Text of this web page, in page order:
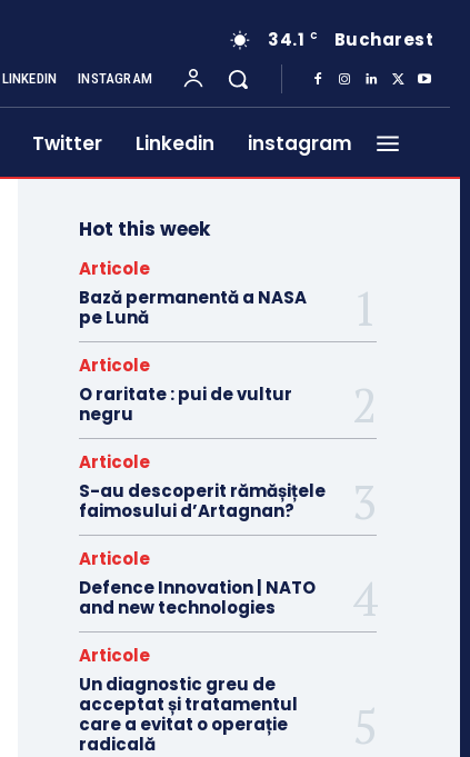
34.1 C Bucharest
LINKEDIN INSTAGRAM
Twitter Linkedin instagram
Hot this week
Articole
Bază permanentă a NASA
pe Lună
Articole
O raritate : pui de vultur
negru
Articole
S-au descoperit rămășițele
faimosului d’Artagnan?
Articole
Defence Innovation | NATO
and new technologies
Articole
Un diagnostic greu de
acceptat și tratamentul
care a evitat o operație
radicală